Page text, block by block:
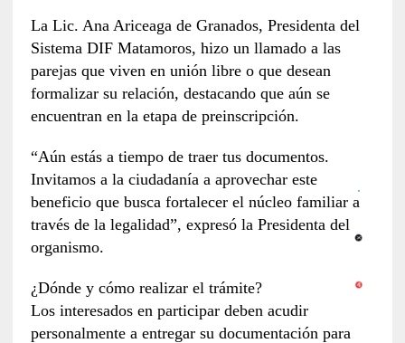
La Lic. Ana Ariceaga de Granados, Presidenta del
Sistema DIF Matamoros, hizo un llamado a las
parejas que viven en unión libre o que desean
formalizar su relación, destacando que aún se
encuentran en la etapa de preinscripción.
“Aún estás a tiempo de traer tus documentos.
Invitamos a la ciudadanía a aprovechar este
beneficio que busca fortalecer el núcleo familiar a
través de la legalidad”, expresó la Presidenta del
organismo.
¿Dónde y cómo realizar el trámite?
Los interesados en participar deben acudir
personalmente a entregar su documentación para